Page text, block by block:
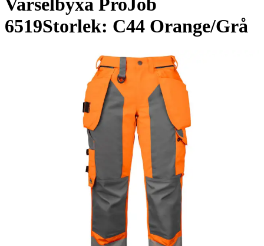
Varselbyxa ProJob
6519Storlek: C44 Orange/Grå